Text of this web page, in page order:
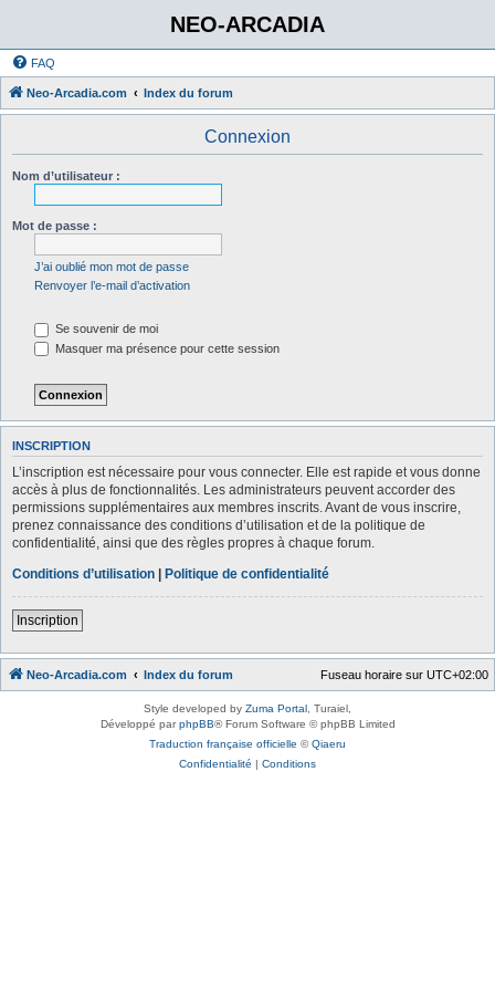
NEO-ARCADIA
FAQ
Neo-Arcadia.com Index du forum
Connexion
Nom d’utilisateur :
Mot de passe :
J’ai oublié mon mot de passe
Renvoyer l’e-mail d’activation
Se souvenir de moi
Masquer ma présence pour cette session
INSCRIPTION
L’inscription est nécessaire pour vous connecter. Elle est rapide et vous donne
accès à plus de fonctionnalités. Les administrateurs peuvent accorder des
permissions supplémentaires aux membres inscrits. Avant de vous inscrire,
prenez connaissance des conditions d’utilisation et de la politique de
confidentialité, ainsi que des règles propres à chaque forum.
Conditions d’utilisation | Politique de confidentialité
Inscription
Neo-Arcadia.com Index du forum Fuseau horaire sur UTC+02:00
Style developed by Zuma Portal , Turaiel,
Développé parphpBB® Forum Software © phpBB Limited
Traduction française officielle ©Qiaeru
Confidentialité | Conditions